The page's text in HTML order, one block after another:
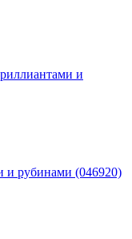
и
и рубинами (046920)